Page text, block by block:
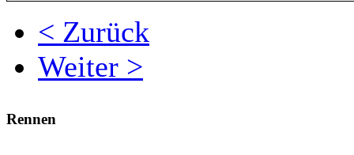
< Zurück
Weiter >
Rennen